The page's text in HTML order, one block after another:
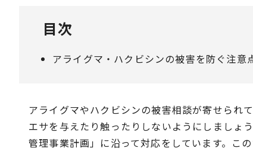
目次
アライグマ・ハクビシンの被害を防ぐ注意
アライグマやハクビシンの被害相談が寄せられ
エサを与えたり触ったりしないようにしましょ
管理事業計画」に沿って対応をしています。こ